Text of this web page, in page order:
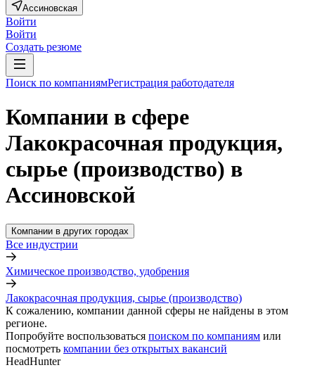
Ассиновская
Войти
Войти
Создать резюме
Поиск по компаниямРегистрация работодателя
Компании в сфере
Лакокрасочная продукция,
сырье (производство) в
Ассиновской
Компании в других городах
Все индустрии
Химическое производство, удобрения
Лакокрасочная продукция, сырье (производство)
К сожалению, компании данной сферы не найдены в этом
регионе.
Попробуйте воспользоваться поиском по компаниям или
посмотреть компании без открытых вакансий
HeadHunter